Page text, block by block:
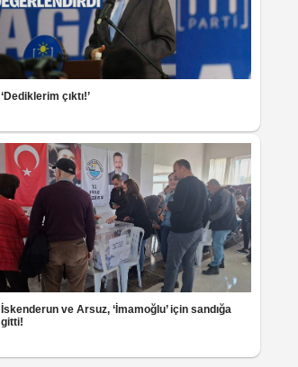
‘Dediklerim çıktı!’
İskenderun ve Arsuz, ‘İmamoğlu’ için sandığa
gitti!